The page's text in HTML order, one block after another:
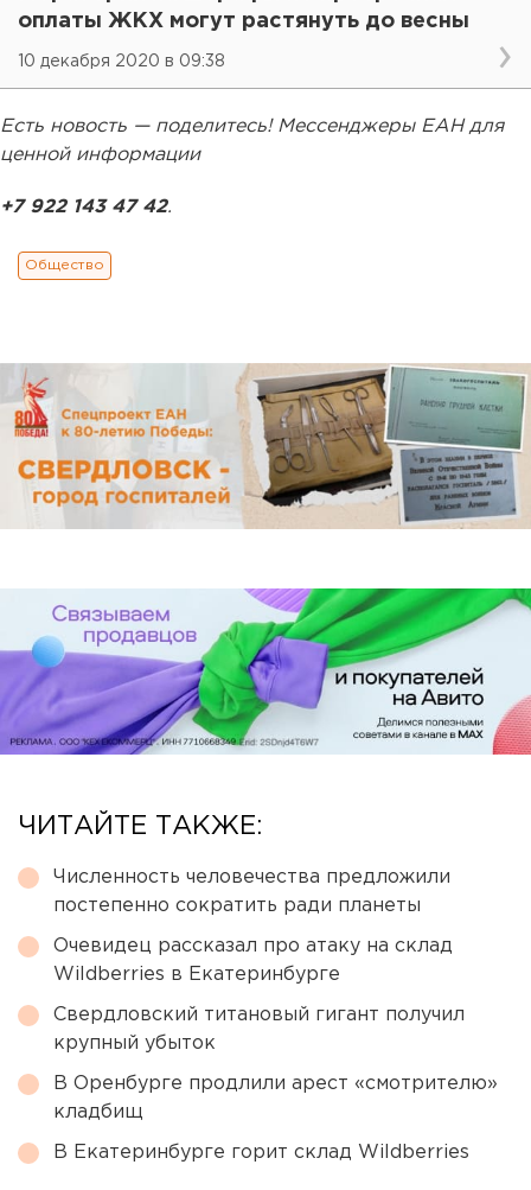
оплаты ЖКХ могут растянуть до весны
10 декабря 2020 в 09:38
Есть новость — поделитесь! Мессенджеры ЕАН для
ценной информации
+7 922 143 47 42.
Общество
ЧИТАЙТЕ ТАКЖЕ:
Численность человечества предложили
постепенно сократить ради планеты
Очевидец рассказал про атаку на склад
Wildberries в Екатеринбурге
Свердловский титановый гигант получил
крупный убыток
В Оренбурге продлили арест «смотрителю»
кладбищ
В Екатеринбурге горит склад Wildberries